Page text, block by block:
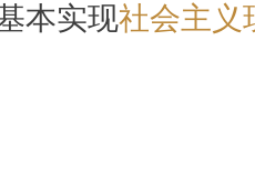
本实现社会主义